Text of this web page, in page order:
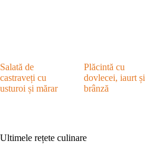
Salată de
castraveți cu
usturoi și mărar
Plăcintă cu
dovlecei, iaurt și
brânză
Ultimele rețete culinare